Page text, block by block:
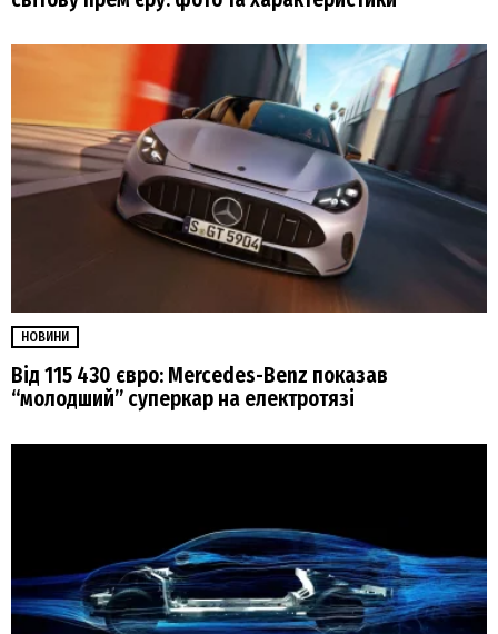
НОВИНИ
Від 115 430 євро: Mercedes-Benz показав
“молодший” суперкар на електротязі